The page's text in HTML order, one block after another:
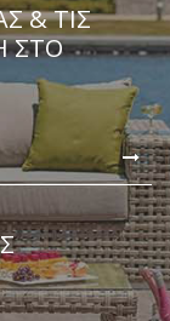
& ΤΙΣ
ΣΤΟ